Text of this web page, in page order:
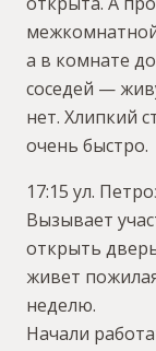
а в комнате
соседей —
нет. Хлипкий
очень быстро.
17:15 ул.
Вызывает
открыть
живет
неделю.
Начали